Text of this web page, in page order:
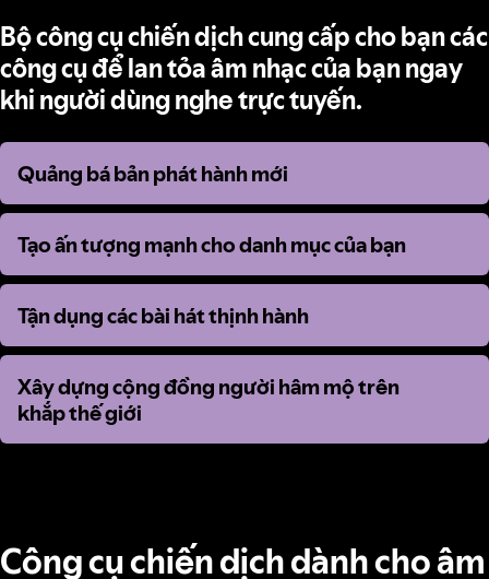
Bộ công cụ chiến dịch cung cấp cho bạn các
công cụ để lan tỏa âm nhạc của bạn ngay
khi người dùng nghe trực tuyến.
Quảng bá bản phát hành mới
Quảng bá bản phát hành mới
Tạo ấn tượng mạnh cho danh mục của bạn
Tạo ấn tượng mạnh cho danh mục của bạn
Tận dụng các bài hát thịnh hành
Tận dụng các bài hát thịnh hành
Xây dựng cộng đồng người hâm mộ trên
khắp thế giới
Xây dựng cộng đồng người hâm mộ trên
khắp thế giới
Công cụ chiến dịch dành cho âm